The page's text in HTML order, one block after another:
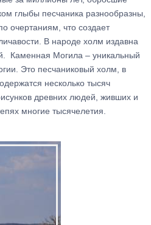
глыбы песчаника разнообразны,
очертаниям, что создает
В народе холм издавна
Каменная Могила – уникальный
Это песчаниковый холм, в
несколько тысяч
древних людей, живших и
многие тысячелетия.